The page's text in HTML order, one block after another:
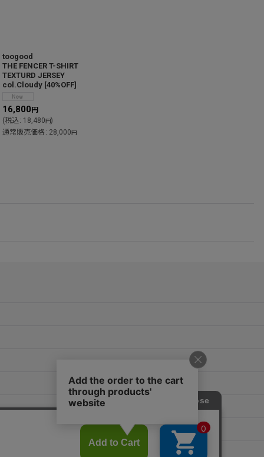
toogood
THE FENCER T-SHIRT
TEXTURD JERSEY
col.Cloudy [40%OFF]
16,800円
(税込: 18,480円)
通常販売価格 : 28,000円